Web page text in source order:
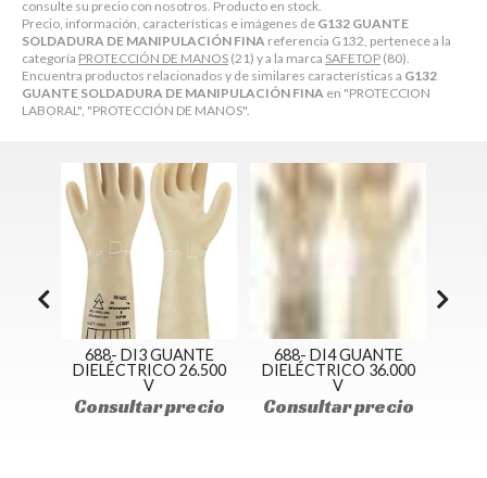
consulte su precio con nosotros. Producto en stock.
Precio, información, características e imágenes de G132 GUANTE
SOLDADURA DE MANIPULACIÓN FINA referencia G132, pertenece a la
categoría PROTECCIÓN DE MANOS (21) y a la marca SAFETOP (80).
Encuentra productos relacionados y de similares características a G132
GUANTE SOLDADURA DE MANIPULACIÓN FINA en "PROTECCION
LABORAL", "PROTECCIÓN DE MANOS".
688- DI3 GUANTE
DIELÉCTRICO 26.500
V
Consultar precio
688- DI4 GUANTE
DIELÉCTRICO 36.000
V
Consultar precio